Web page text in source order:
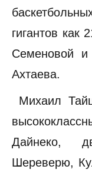
гигантов как
Семеновой и
Ахтаева.
Михаил
Дайнеко,
Шереверю,